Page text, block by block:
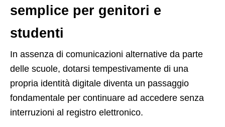
semplice per genitori e
studenti
In assenza di comunicazioni alternative da parte
delle scuole, dotarsi tempestivamente di una
propria identità digitale diventa un passaggio
fondamentale per continuare ad accedere senza
interruzioni al registro elettronico.